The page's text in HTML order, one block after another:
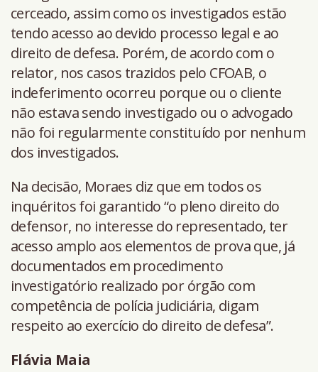
cerceado, assim como os investigados estão
tendo acesso ao devido processo legal e ao
direito de defesa. Porém, de acordo com o
relator, nos casos trazidos pelo CFOAB, o
indeferimento ocorreu porque ou o cliente
não estava sendo investigado ou o advogado
não foi regularmente constituído por nenhum
dos investigados.
Na decisão, Moraes diz que em todos os
inquéritos foi garantido “o pleno direito do
defensor, no interesse do representado, ter
acesso amplo aos elementos de prova que, já
documentados em procedimento
investigatório realizado por órgão com
competência de polícia judiciária, digam
respeito ao exercício do direito de defesa”.
Flávia Maia